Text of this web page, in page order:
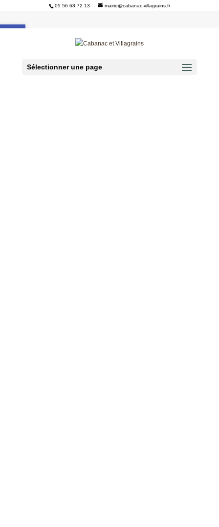
Ouvrir la barre d’outils
05 56 68 72 13 mairie@cabanac-villagrains.fr
Sélectionner une page